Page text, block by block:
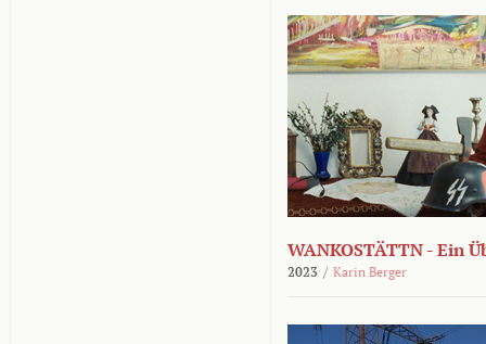
WANKOSTÄTTN - Ein
2023 / Karin Berger